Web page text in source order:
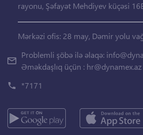
rayonu, Şəfayət Mehdiyev küçəsi
Mərkəzi ofis: 28 may, Dəmir yolu
Problemli şöbə ilə əlaqə:
Əməkdaşlıq üçün : hr@dynamex.az
*7171